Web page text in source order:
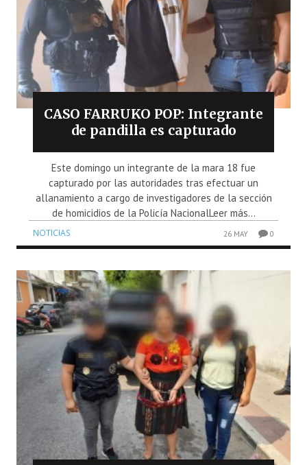
CASO FARRUKO POP: Integrante
de pandilla es capturado
Este domingo un integrante de la mara 18 fue
capturado por las autoridades tras efectuar un
allanamiento a cargo de investigadores de la sección
de homicidios de la Policía NacionalLeer más...
NOTICIAS 26 MAY 0